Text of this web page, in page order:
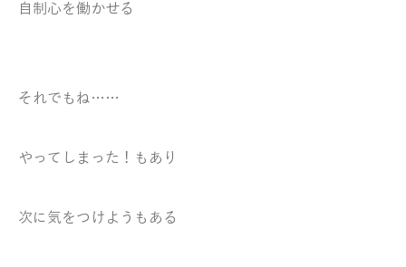
自制心を働かせる
それでもね……
やってしまった！もあり
次に気をつけようもある